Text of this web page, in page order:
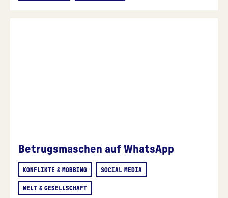
Betrugsmaschen auf WhatsApp
KONFLIKTE & MOBBING SOCIAL MEDIA
WELT & GESELLSCHAFT